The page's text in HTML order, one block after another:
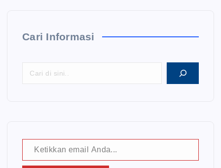
Cari Informasi
Ketikkan email Anda...